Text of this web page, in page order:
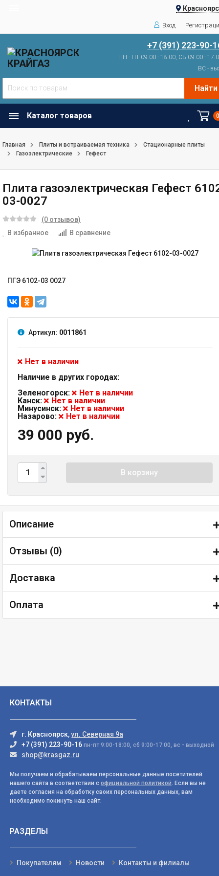
Вход
+7 (391) 223-90-
ПН - ПТ 09:00 - 18:00, СБ 09:00 -
ВС -
Найти
Каталог товаров
Главная Плиты и встраиваемая техника
Стационарные плиты
Газоэлектрические
Гефест
Плита газоэлектрическая Гефест
03-0027
(0 отзывов)
В избранное
В сравнение
ПГЭ 6102-03 0027
Артикул: 0011861
Нет в наличии
Наличие в других городах:
Зеленогорск:
Нет в наличии
Канск:
Нет в наличии
Минусинск:
Нет в наличии
Назарово:
Нет в наличии
39 000 руб.
В корзину
Описание
Отзывы (0)
Доставка
Оплата
КОНТАКТЫ
г. Красноярск,ул. Северная 9а
+7 (391) 223-90-16 пн-пт 9:00-18:00, сб 9:00-17:00, вс - выходной
shop@krasgaz.ru
Мы получаем и обрабатываем персональные данные посетителей
нашего сайта в соответствии с официальной политикой. Если вы не
даете согласия на обработку своих персональных данных, вам
необходимо покинуть наш сайт.
РАЗДЕЛЫ
Покупателям Новости Контакты и филиалы